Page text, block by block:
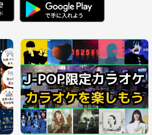
日
8/23
月
8/24
8/28 8/29 8/30 8/31
木
9/3
金
9/4
土
9/5
日
9/6